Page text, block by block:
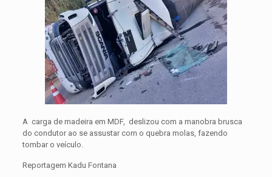
A carga de madeira em MDF, deslizou com a manobra brusca
do condutor ao se assustar com o quebra molas, fazendo
tombar o veículo.
Reportagem Kadu Fontana